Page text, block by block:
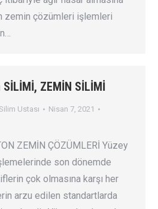
zemin çözümleri işlemleri
ZEMİN SİLİMİ
Ustası
Nisan 7, 2021
ZEMİN ÇÖZÜMLERİ Yüzey
son dönemde
çok olmasına karşı her
arzu edilen standartlarda